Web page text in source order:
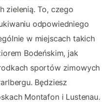
zielenią. To, czego
odpowiedniego
w miejscach takich
Bodeńskim, jak
sportów zimowych
Będziesz
Montafon i Lustenau.